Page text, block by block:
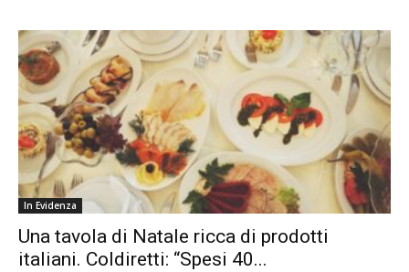
In Evidenza
Una tavola di Natale ricca di prodotti
italiani. Coldiretti: “Spesi 40...